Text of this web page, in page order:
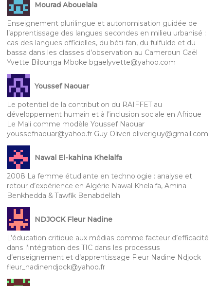
Mourad Abouelala
Enseignement plurilingue et autonomisation guidée de
l’apprentissage des langues secondes en milieu urbanisé :
cas des langues officielles, du béti-fan, du fulfulde et du
bassa dans les classes d’observation au Cameroun Gaël
Yvette Bilounga Mboke bgaelyvette@yahoo.com
Youssef Naouar
Le potentiel de la contribution du RAIFFET au
développement humain et à l’inclusion sociale en Afrique
Le Mali comme modèle Youssef Naouar
youssefnaouar@yahoo.fr Guy Oliveri oliveriguy@gmail.com
Nawal El-kahina Khelalfa
2008 La femme étudiante en technologie : analyse et
retour d’expérience en Algérie Nawal Khelalfa, Amina
Benkhedda & Tawfik Benabdellah
NDJOCK Fleur Nadine
L’éducation critique aux médias comme facteur d’efficacité
dans l’intégration des TIC dans les processus
d’enseignement et d’apprentissage Fleur Nadine Ndjock
fleur_nadinendjock@yahoo.fr